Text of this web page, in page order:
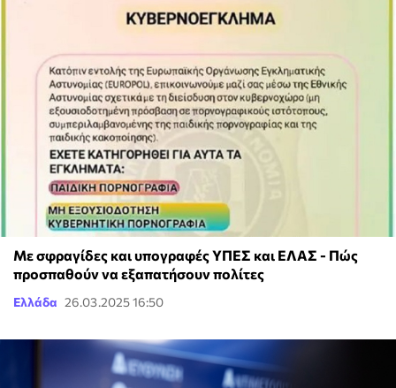
Με σφραγίδες και υπογραφές ΥΠΕΣ και ΕΛΑΣ - Πώς
προσπαθούν να εξαπατήσουν πολίτες
Ελλάδα 26.03.2025 16:50